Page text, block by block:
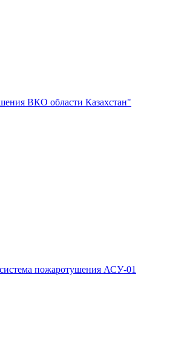
ВКО области Казахстан"
пожаротушения АСУ-01